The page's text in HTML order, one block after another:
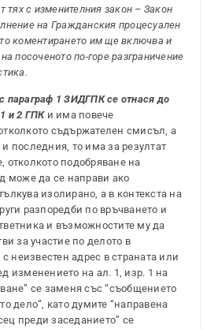
тях с изменителния закон – Закон
на Гражданския процесуален
коментирането им ще включва и
посоченото по-горе разграничение
параграф 1 ЗИДГПК се отнася до
и 2 ГПКи има повече
съдържателен смисъл, а
последния, то има за резултат
отколкото подобряване на
може да се направи ако
изолирано, а в контекста на
разпоредби по връчването и
и възможностите му да
за участие по делото в
с неизвестен адрес в страната или
изменението на ал. 1, изр. 1 на
се заменя със “съобщението
дело”, като думите “направена
преди заседанието” се